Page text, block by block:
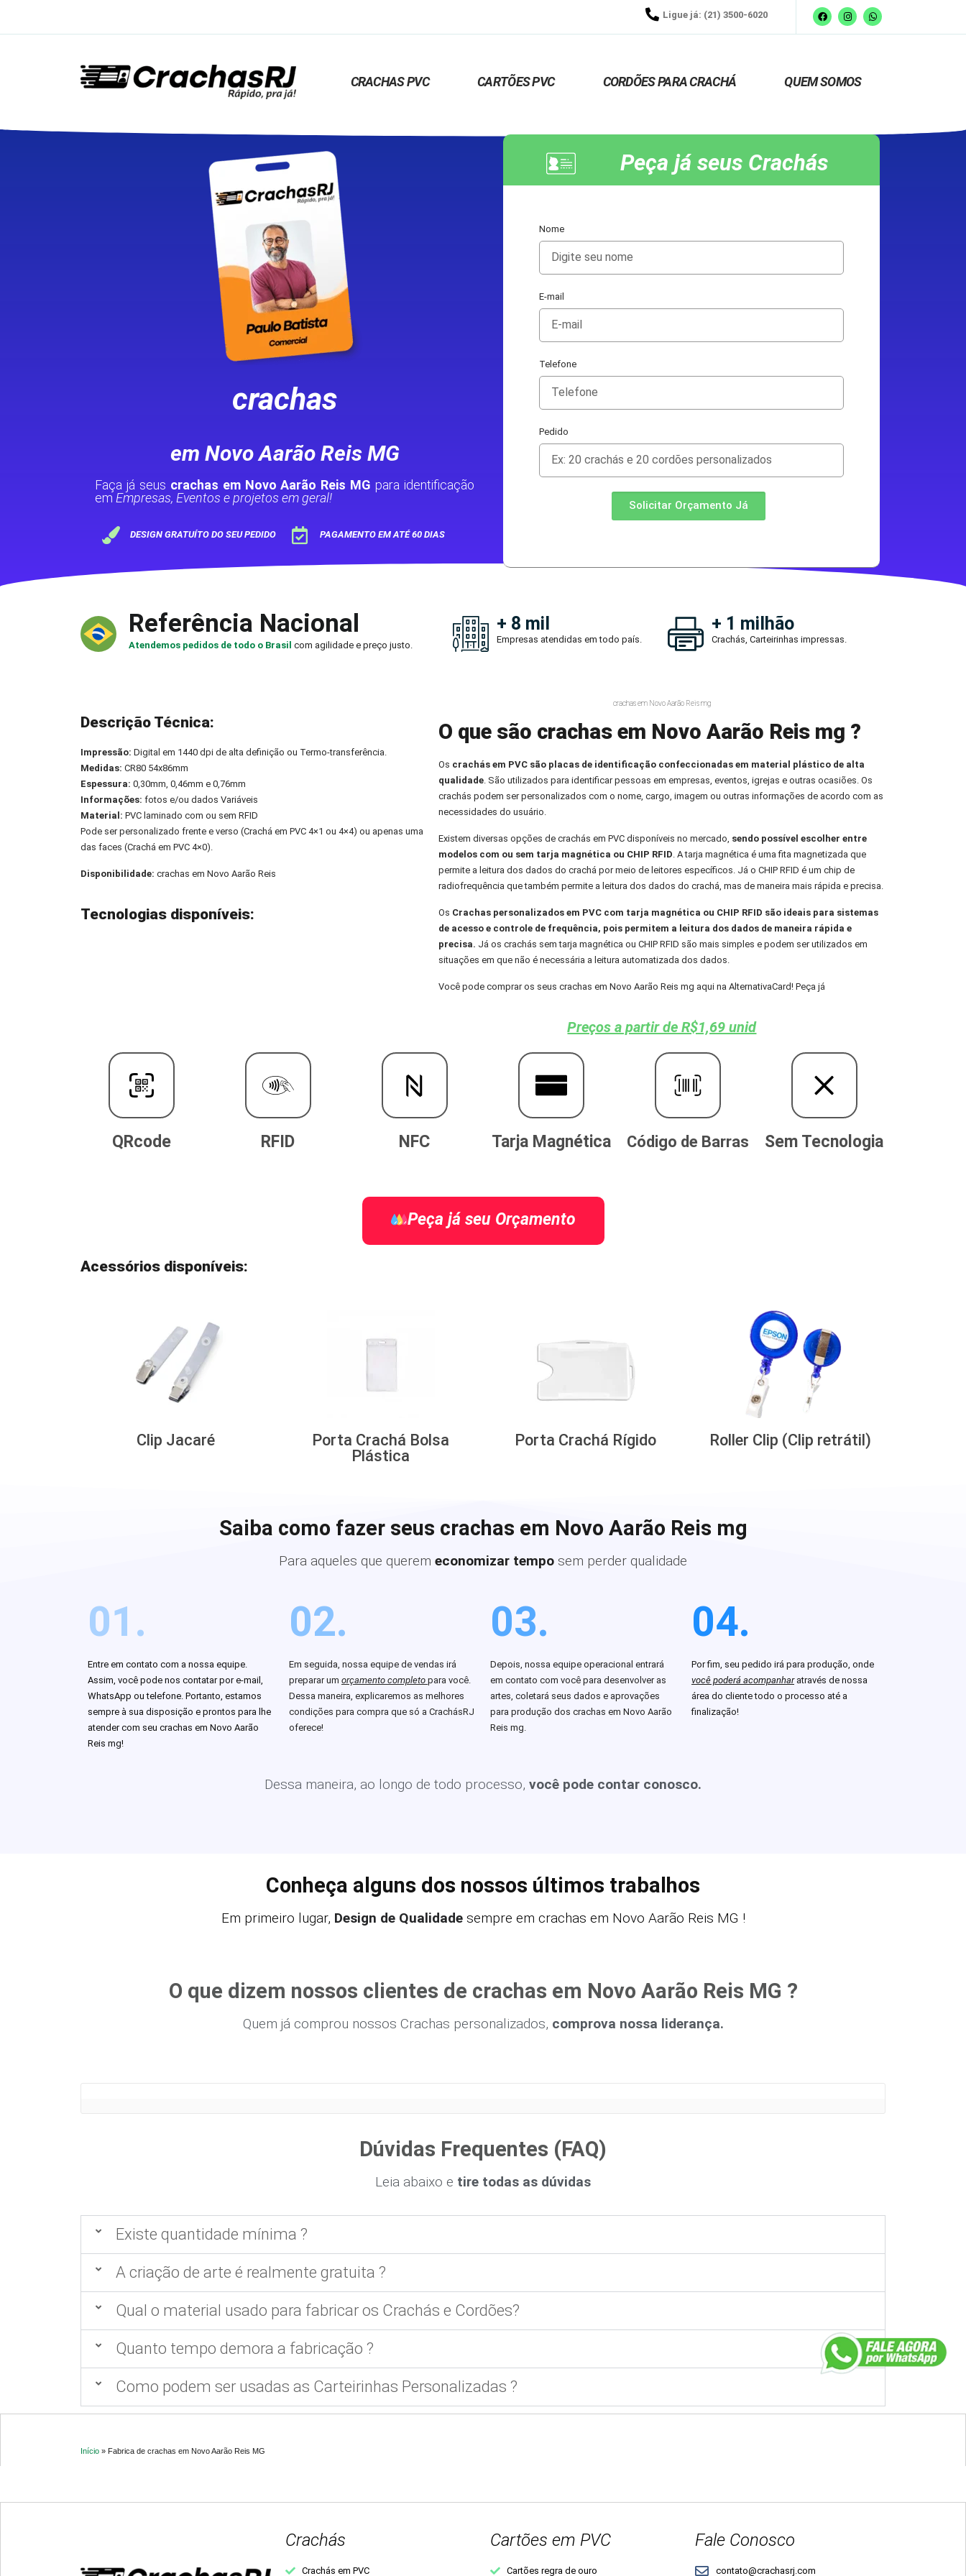
Ligue já: (21) 3500-6020
CRACHAS PVC CARTÕES PVC CORDÕES PARA CRACHÁ QUEM SOMOS
crachas
em Novo Aarão Reis MG
Faça já seus crachas em Novo Aarão Reis MG para identificação
emEmpresas, Eventos e projetos em geral!
DESIGN GRATUÍTO DO SEU PEDIDO PAGAMENTO EM ATÉ 60 DIAS
Peça já seus Crachás
Nome
E-mail
Telefone
Pedido
Solicitar Orçamento Já
Referência Nacional
Atendemos pedidos de todo o Brasil com agilidade e preço justo.
+ 8 mil
Empresas atendidas em todo país.
+ 1 milhão
Crachás, Carteirinhas impressas.
Descrição Técnica:
Impressão: Digital em 1440 dpi de alta definição ou Termo-transferência.
Medidas: CR80 54x86mm
Espessura: 0,30mm, 0,46mm e 0,76mm
Informações: fotos e/ou dados Variáveis
Material: PVC laminado com ou sem RFID
Pode ser personalizado frente e verso (Crachá em PVC 4×1 ou 4×4) ou apenas uma
das faces (Crachá em PVC 4×0).
Disponibilidade: crachas em Novo Aarão Reis
Tecnologias disponíveis:
crachas em Novo Aarão Reis mg
O que são crachas em Novo Aarão Reis mg ?
Os crachás em PVC são placas de identificação confeccionadas em material plástico de alta
qualidade. São utilizados para identificar pessoas em empresas, eventos, igrejas e outras ocasiões. Os
crachás podem ser personalizados com o nome, cargo, imagem ou outras informações de acordo com as
necessidades do usuário.
Existem diversas opções de crachás em PVC disponíveis no mercado, sendo possível escolher entre
modelos com ou sem tarja magnética ou CHIP RFID . A tarja magnética é uma fita magnetizada que
permite a leitura dos dados do crachá por meio de leitores específicos. Já o CHIP RFID é um chip de
radiofrequência que também permite a leitura dos dados do crachá, mas de maneira mais rápida e precisa.
Os Crachas personalizadosem PVC com tarja magnética ou CHIP RFID são ideais para sistemas
de acesso e controle de frequência, pois permitem a leitura dos dados de maneira rápida e
precisa. Já os crachás sem tarja magnética ou CHIP RFID são mais simples e podem ser utilizados em
situações em que não é necessária a leitura automatizada dos dados.
Você pode comprar os seus crachas em Novo Aarão Reis mg aqui na AlternativaCard! Peça já
Preços a partir de R$1,69 unid
QRcode RFID NFC Tarja Magnética Código de Barras Sem Tecnologia
Peça já seu Orçamento
Acessórios disponíveis:
Clip Jacaré
Porta Crachá Bolsa
Plástica
Porta Crachá Rígido Roller Clip (Clip retrátil)
Saiba como fazer seus crachas em Novo Aarão Reis mg
Para aqueles que querem economizar tempo sem perder qualidade
01.
Entre em contato com a nossa equipe.
Assim, você pode nos contatar por e-mail,
WhatsApp ou telefone. Portanto, estamos
sempre à sua disposição e prontos para lhe
atender com seu crachas em Novo Aarão
Reis mg!
02.
Em seguida, nossa equipe de vendas irá
preparar um orçamento completo para você.
Dessa maneira, explicaremos as melhores
condições para compra que só a CrachásRJ
oferece!
03.
Depois, nossa equipe operacional entrará
em contato com você para desenvolver as
artes, coletará seus dados e aprovações
para produção dos crachas em Novo Aarão
Reis mg.
04.
Por fim, seu pedido irá para produção, onde
você poderá acompanharatravés de nossa
área do cliente todo o processo até a
finalização!
Dessa maneira, ao longo de todo processo, você pode contar conosco.
Conheça alguns dos nossos últimos trabalhos
Em primeiro lugar, Design de Qualidade sempre em crachas em Novo Aarão Reis MG !
O que dizem nossos clientes de crachas em Novo Aarão Reis MG ?
Quem já comprou nossos Crachas personalizados, comprova nossa liderança.
Dúvidas Frequentes (FAQ)
Leia abaixo e tire todas as dúvidas
Existe quantidade mínima ?
A criação de arte é realmente gratuita ?
Qual o material usado para fabricar os Crachás e Cordões?
Quanto tempo demora a fabricação ?
Como podem ser usadas as Carteirinhas Personalizadas ?
Início » Fabrica de crachas em Novo Aarão Reis MG
Crachás
Crachás em PVC
Cartões em PVC
Cartões regra de ouro
Fale Conosco
contato@crachasrj.com